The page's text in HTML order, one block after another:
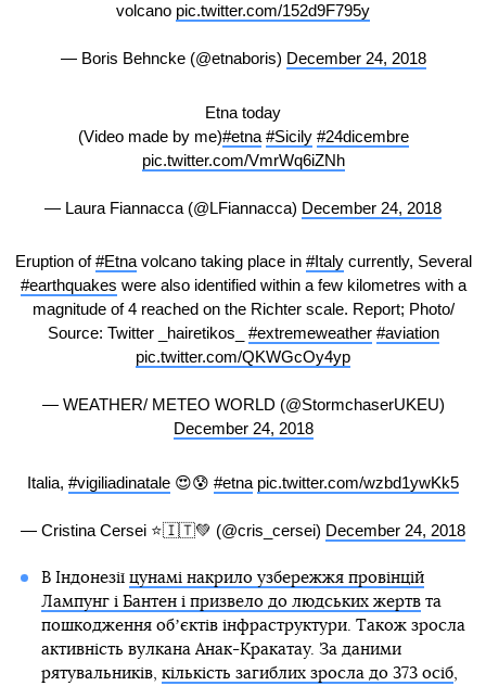
volcano pic.twitter.com/152d9F795y
— Boris Behncke (@etnaboris) December 24, 2018
Etna today
(Video made by me)#etna #Sicily #24dicembre
pic.twitter.com/VmrWq6iZNh
— Laura Fiannacca (@LFiannacca) December 24, 2018
Eruption of#Etnavolcano taking place in #Italycurrently, Several
#earthquakes were also identified within a few kilometres with a
magnitude of 4 reached on the Richter scale. Report; Photo/
Source: Twitter _hairetikos_ #extremeweather #aviation
pic.twitter.com/QKWGcOy4yp
— WEATHER/ METEO WORLD (@StormchaserUKEU)
December 24, 2018
Italia, #vigiliadinatale 😍😰 #etna pic.twitter.com/wzbd1ywKk5
— Cristina Cersei ⭐️🇮🇹💚 (@cris_cersei) December 24, 2018
В Індонезії цунамі накрило узбережжя провінцій
Лампунг і Бантен і призвело до людських жертвта
пошкодження обʼєктів інфраструктури. Також зросла
активність вулкана Анак-Кракатау. За даними
рятувальників, кількість загиблих зросла до 373 осіб,